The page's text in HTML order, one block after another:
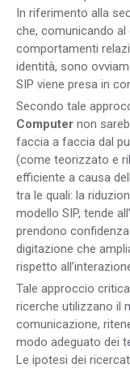
In riferimento alla
che, comunicando al
comportamenti
identità, sono
SIP viene presa in
Secondo tale
Computer non
faccia a faccia dal
(come teorizzato e
efficiente a causa
tra le quali: la
modello SIP, tende
prendono
digitazione che
rispetto
Tale approccio
ricerche utilizzano il
comunicazione,
modo adeguato dei
Le ipotesi dei